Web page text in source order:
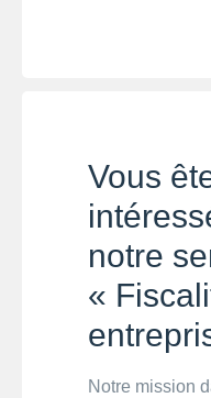
Vous
notre
«
Notre mission